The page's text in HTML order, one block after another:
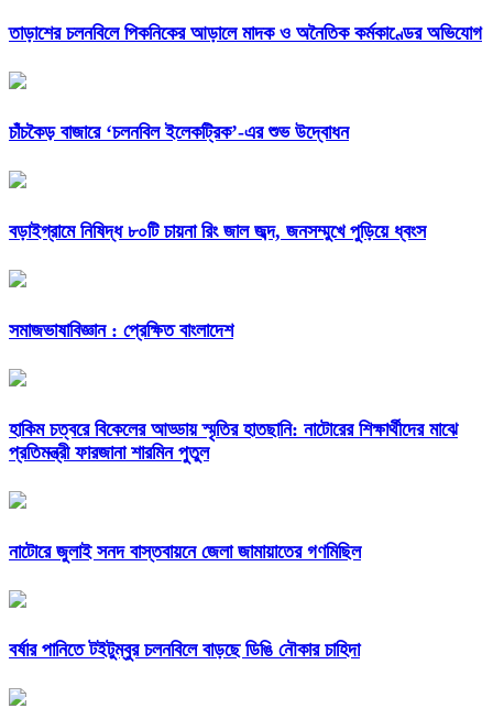
তাড়াশের চলনবিলে পিকনিকের আড়ালে মাদক ও অনৈতিক কর্মকাণ্ডের অভিযোগ
চাঁচকৈড় বাজারে ‘চলনবিল ইলেকট্রিক’-এর শুভ উদ্বোধন
বড়াইগ্রামে নিষিদ্ধ ৮০টি চায়না রিং জাল জব্দ, জনসম্মুখে পুড়িয়ে ধ্বংস
সমাজভাষাবিজ্ঞান : প্রেক্ষিত বাংলাদেশ
হাকিম চত্বরে বিকেলের আড্ডায় স্মৃতির হাতছানি: নাটোরের শিক্ষার্থীদের মাঝে
প্রতিমন্ত্রী ফারজানা শারমিন পুতুল
নাটোরে জুলাই সনদ বাস্তবায়নে জেলা জামায়াতের গণমিছিল
বর্ষার পানিতে টইটুম্বুর চলনবিলে বাড়ছে ডিঙি নৌকার চাহিদা